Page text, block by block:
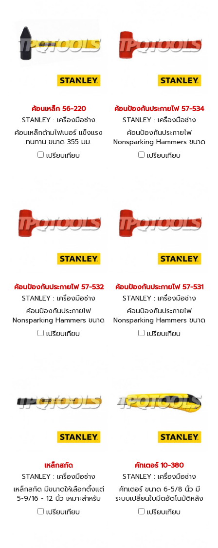
ค้อนเหล็ก 56-220
STANLEY : เครื่องมือช่าง
ค้อนเหล็กด้ามไฟเบอร์ แข็งแรง
ทนทาน ขนาด 355 มม.
เปรียบเทียบ
ค้อนป้องกันประกายไฟ 57-534
STANLEY : เครื่องมือช่าง
ค้อนป้องกันประกายไฟ
Nonsparking Hammers ขนาด
387 มม.
เปรียบเทียบ
ค้อนป้องกันประกายไฟ 57-532
STANLEY : เครื่องมือช่าง
ค้อนป้องกันประกายไฟ
Nonsparking Hammers ขนาด
327 มม.
เปรียบเทียบ
ค้อนป้องกันประกายไฟ 57-531
STANLEY : เครื่องมือช่าง
ค้อนป้องกันประกายไฟ
Nonsparking Hammers ขนาด
286 มม.
เปรียบเทียบ
เหล็กสกัด
STANLEY : เครื่องมือช่าง
เหล็กสกัด มีขนาดให้เลือกตั้งแต่
5-9/16 - 12 นิ้ว เหมาะสำหรับ
การตัดแต่งเหล็ก และโลหะชนิด
ต่างๆ
เปรียบเทียบ
คัทเตอร์ 10-380
STANLEY : เครื่องมือช่าง
คัทเตอร์ ขนาด 6-5/8 นิ้ว มี
ระบบเปลี่ยนใบมีดอัตโนมัติหลัง
จากถอดใบมีดเก่าออก
เปรียบเทียบ